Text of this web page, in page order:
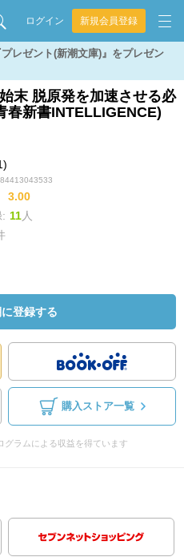
ログイン 新規会員登録
レゼント(新潮文庫)』をプレゼン
末 脱原発を加速させる必
春新書INTELLIGENCE)
3.00
11人
登録する
購入ストア一覧
グラムによる収益を得ています